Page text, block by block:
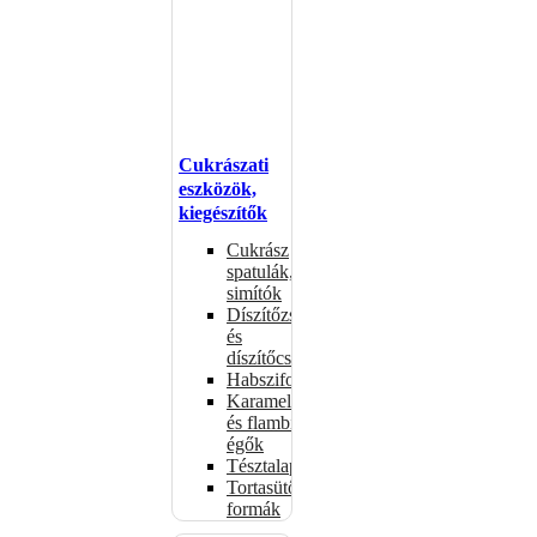
Cukrászati
eszközök,
kiegészítők
Cukrász
spatulák,
simítók
Díszítőzsákok
és
díszítőcsövek
Habszifonok
Karamellizáló
és flambírozó
égők
Tésztalapok
Tortasütő
formák